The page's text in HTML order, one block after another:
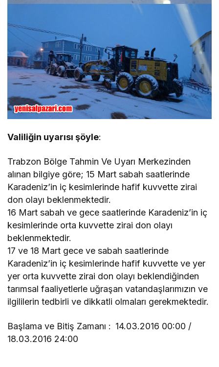
Valiliğin uyarısı şöyle:
Trabzon Bölge Tahmin Ve Uyarı Merkezinden
alınan bilgiye göre; 15 Mart sabah saatlerinde
Karadeniz’in iç kesimlerinde hafif kuvvette zirai
don olayı beklenmektedir.
16 Mart sabah ve gece saatlerinde Karadeniz’in iç
kesimlerinde orta kuvvette zirai don olayı
beklenmektedir.
17 ve 18 Mart gece ve sabah saatlerinde
Karadeniz’in iç kesimlerinde hafif kuvvette ve yer
yer orta kuvvette zirai don olayı beklendiğinden
tarımsal faaliyetlerle uğraşan vatandaşlarımızın ve
ilgililerin tedbirli ve dikkatli olmaları gerekmektedir.
Başlama ve Bitiş Zamanı : 14.03.2016 00:00 /
18.03.2016 24:00